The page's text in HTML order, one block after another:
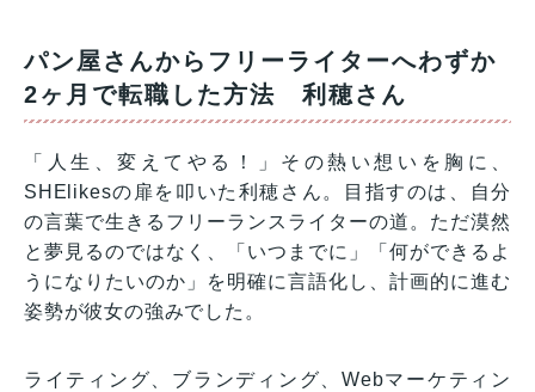
パン屋さんからフリーライターへわずか
2ヶ月で転職した方法 利穂さん
「人生、変えてやる！」その熱い想いを胸に、
SHElikesの扉を叩いた利穂さん。目指すのは、自分
の言葉で生きるフリーランスライターの道。ただ漠然
と夢見るのではなく、「いつまでに」「何ができるよ
うになりたいのか」を明確に言語化し、計画的に進む
姿勢が彼女の強みでした。
ライティング、ブランディング、Webマーケティン